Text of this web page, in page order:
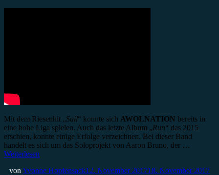
Mit dem Riesenhit „Sail“ konnte sich AWOLNATION bereits in
eine hohe Liga spielen. Auch das letzte Album „Run“ das 2015
erschien, konnte einige Erfolge verzeichnen. Bei dieser Band
handelt es sich um das Soloprojekt von Aaron Bruno, der …
Weiterlesen
von Yvonne Hopfensack12. November 201718. November 2017